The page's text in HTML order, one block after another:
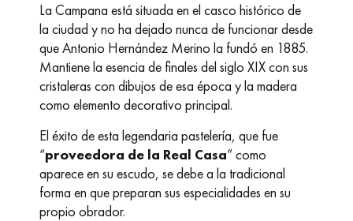
La Campana está situada en el casco histórico de
la ciudad y no ha dejado nunca de funcionar desde
que Antonio Hernández Merino la fundó en 1885.
Mantiene la esencia de finales del siglo XIX con sus
cristaleras con dibujos de esa época y la madera
como elemento decorativo principal.
El éxito de esta legendaria pastelería, que fue
“proveedora de la Real Casa” como
aparece en su escudo, se debe a la tradicional
forma en que preparan sus especialidades en su
propio obrador.